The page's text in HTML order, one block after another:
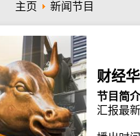
主页 新闻节目
财经
节目简
汇报最